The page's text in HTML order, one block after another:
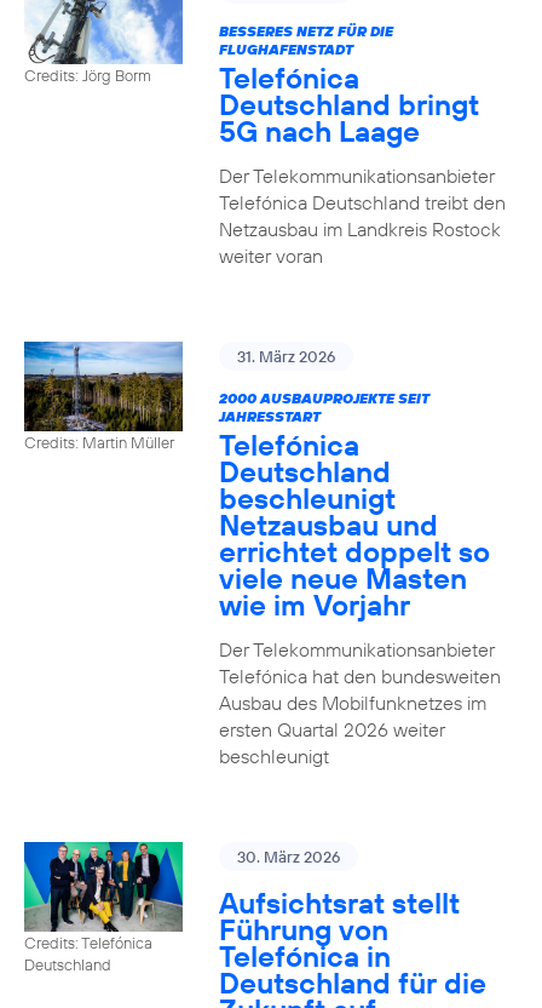
Credits: Jörg Borm
BESSERES NETZ FÜR DIE
FLUGHAFENSTADT
Telefónica
Deutschland bringt
5G nach Laage
Der Telekommunikationsanbieter
Telefónica Deutschland treibt den
Netzausbau im Landkreis Rostock
weiter voran
Credits: Martin Müller
31. März 2026
2000 AUSBAUPROJEKTE SEIT
JAHRESSTART
Telefónica
Deutschland
beschleunigt
Netzausbau und
errichtet doppelt so
viele neue Masten
wie im Vorjahr
Der Telekommunikationsanbieter
Telefónica hat den bundesweiten
Ausbau des Mobilfunknetzes im
ersten Quartal 2026 weiter
beschleunigt
Credits: Telefónica
Deutschland
30. März 2026
Aufsichtsrat stellt
Führung von
Telefónica in
Deutschland für die